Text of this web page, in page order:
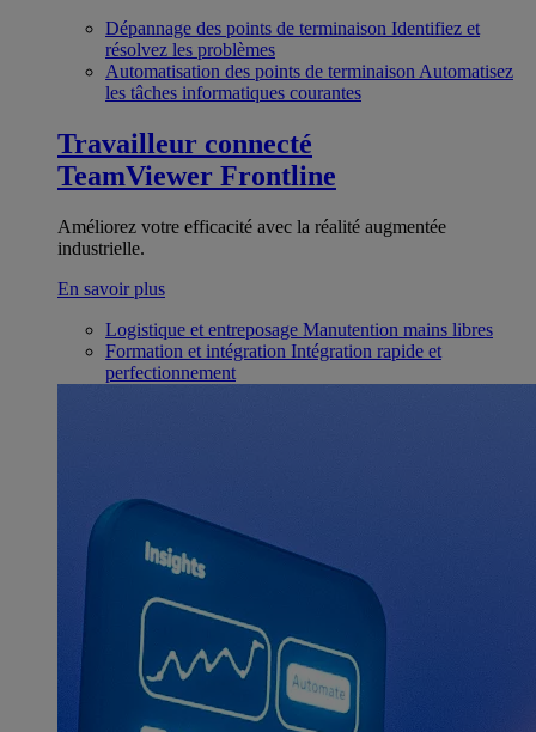
Dépannage des points de terminaison Identifiez et
résolvez les problèmes
Automatisation des points de terminaison Automatisez
les tâches informatiques courantes
Travailleur connecté
TeamViewer Frontline
Améliorez votre efficacité avec la réalité augmentée
industrielle.
En savoir plus
Logistique et entreposage Manutention mains libres
Formation et intégration Intégration rapide et
perfectionnement